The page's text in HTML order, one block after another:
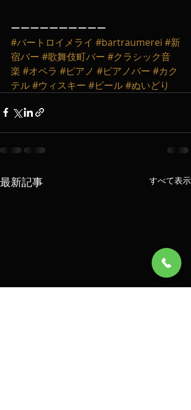
ーーーーーーーーーー
#バートロイメライ #bartraumerei #新
宿バー #歌舞伎町バー #クラシック音
楽 #オペラ #ピアノ #ピアノバー #カク
テル#ウィスキー #ビール#ぬいどり
最新記事 すべて表示